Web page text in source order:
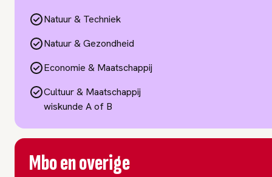
Natuur & Techniek
Natuur & Gezondheid
Economie & Maatschappij
Cultuur & Maatschappij
wiskunde A of B
Mbo en overige